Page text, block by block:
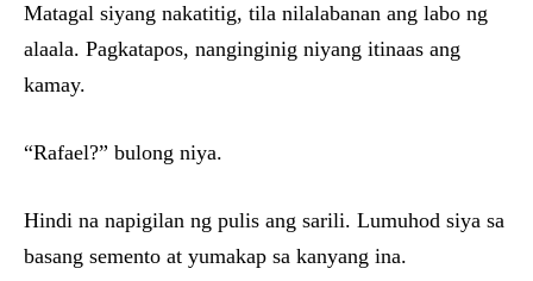
Matagal siyang nakatitig, tila nilalabanan ang labo ng
alaala. Pagkatapos, nanginginig niyang itinaas ang
kamay.
“Rafael?” bulong niya.
Hindi na napigilan ng pulis ang sarili. Lumuhod siya sa
basang semento at yumakap sa kanyang ina.